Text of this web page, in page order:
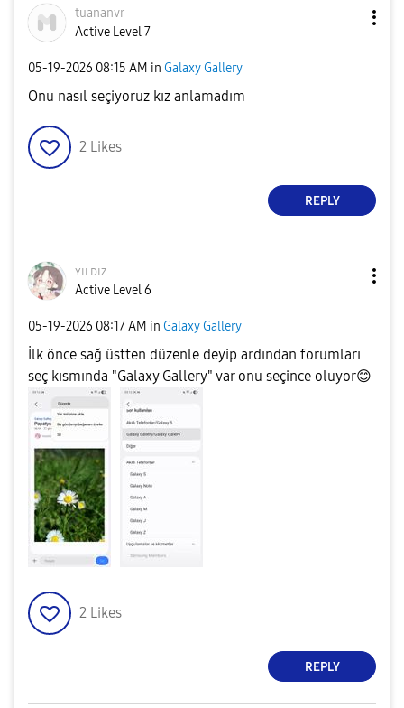
tuananvr
Active Level 7
‎05-19-2026 08:15 AM in Galaxy Gallery
Onu nasıl seçiyoruz kız anlamadım
2 Likes
REPLY
ʏɪʟᴅɪᴢ
Active Level 6
‎05-19-2026 08:17 AM in Galaxy Gallery
İlk önce sağ üstten düzenle deyip ardından forumları
seç kısmında "Galaxy Gallery" var onu seçince oluyor😊
2 Likes
REPLY